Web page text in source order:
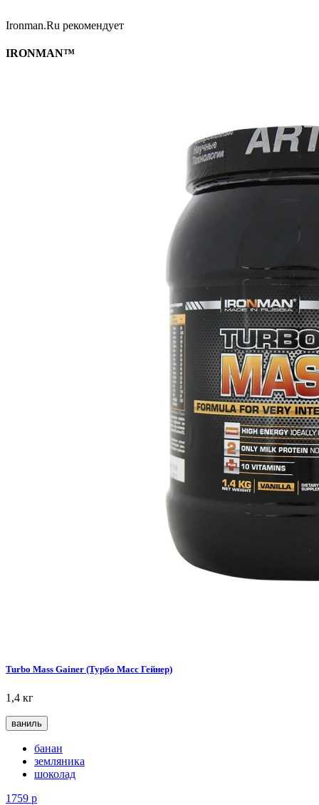
Ironman.Ru рекомендует
IRONMAN™
Turbo Mass Gainer (Турбо Масс Гейнер)
1,4 кг
ваниль
банан
земляника
шоколад
1759 р